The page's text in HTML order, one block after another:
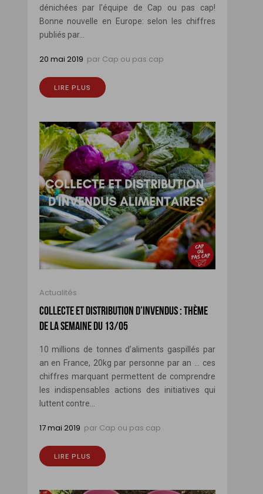
dénichées par l'équipe de Cap ou pas cap!
Bonne nouvelle en Europe: selon les chiffres
publiés par...
20 mai 2019 par Cap ou pas cap
LIRE PLUS
Actualités
COLLECTE ET DISTRIBUTION D’INVENDUS : THÈME
DE LA SEMAINE DU 13/05
10 millions de tonnes d’aliments gaspillés par
an en France, 20kg par personne par an … ces
chiffres marquant permettent de comprendre
les indispensables actions des initiatives qui
luttent contre...
17 mai 2019 par Cap ou pas cap
LIRE PLUS